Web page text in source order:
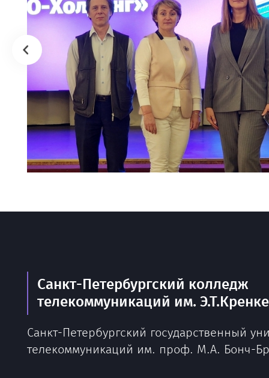
Санкт-Петербургский колледж
телекоммуникаций им.
Санкт-Петербургский государственный
телекоммуникаций им. проф. М.А. Бонч-